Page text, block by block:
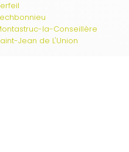
la-Conseillère
Jean de L'Union